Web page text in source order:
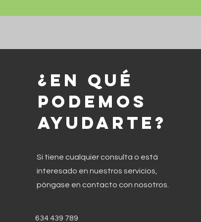
¿en qué
podemos
ayudarte?
Si tiene cualquier consulta o está
interesado en nuestros servicios,
póngase en contacto con nosotros.
634 439 789